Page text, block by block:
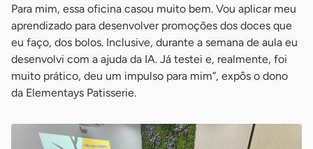
Para mim, essa oficina casou muito bem. Vou aplicar meu
aprendizado para desenvolver promoções dos doces que
eu faço, dos bolos. Inclusive, durante a semana de aula eu
desenvolvi com a ajuda da IA. Já testei e, realmente, foi
muito prático, deu um impulso para mim”, expôs o dono
da Elementays Patisserie.